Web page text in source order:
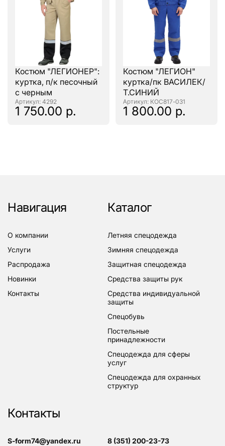
Костюм "ЛЕГИОНЕР":
куртка, п/к песочный
с черным
: 4292
1 750.00 р.
Костюм "ЛЕГИОН"
куртка/пк ВАСИЛЕК/
Т.СИНИЙ
: КОС817-031
1 800.00 р.
Навигация
о компании
услуги
распродажа
новинки
контакты
Каталог
летняя спецодежда
зимняя спецодежда
защитная спецодежда
средства защиты рук
средства индивидуальной
защиты
спецобувь
постельные
принадлежности
спецодежда для сферы
услуг
спецодежда для охранных
структур
Контакты
s-form74@yandex.ru 8 (351) 200-23-73